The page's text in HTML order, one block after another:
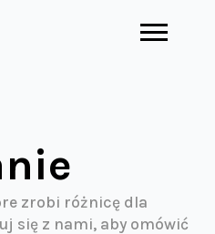
zrobi różnicę dla
się z nami, aby omówić